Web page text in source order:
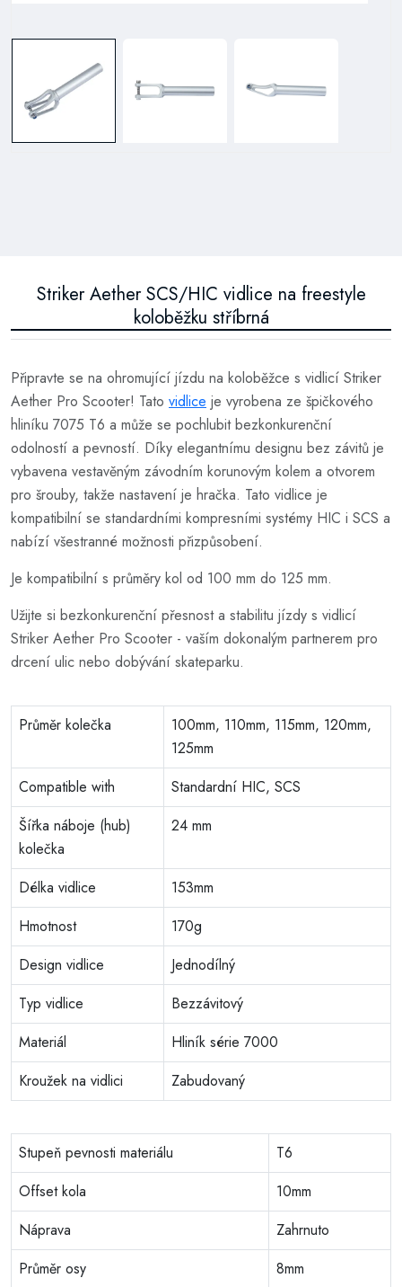
Striker Aether SCS/HIC vidlice na freestyle
koloběžku stříbrná
Připravte se na ohromující jízdu na koloběžce s vidlicí Striker
Aether Pro Scooter! Tato vidlice je vyrobena ze špičkového
hliníku 7075 T6 a může se pochlubit bezkonkurenční
odolností a pevností. Díky elegantnímu designu bez závitů je
vybavena vestavěným závodním korunovým kolem a otvorem
pro šrouby, takže nastavení je hračka. Tato vidlice je
kompatibilní se standardními kompresními systémy HIC i SCS a
nabízí všestranné možnosti přizpůsobení.
Je kompatibilní s průměry kol od 100 mm do 125 mm.
Užijte si bezkonkurenční přesnost a stabilitu jízdy s vidlicí
Striker Aether Pro Scooter - vaším dokonalým partnerem pro
drcení ulic nebo dobývání skateparku.
Průměr kolečka
100mm, 110mm, 115mm, 120mm,
125mm
Compatible with
Standardní HIC, SCS
Šířka náboje (hub)
kolečka
24 mm
Délka vidlice
153mm
Hmotnost
170g
Design vidlice
Jednodílný
Typ vidlice
Bezzávitový
Materiál
Hliník série 7000
Kroužek na vidlici
Zabudovaný
Stupeň pevnosti materiálu
T6
Offset kola
10mm
Náprava
Zahrnuto
Průměr osy
8mm